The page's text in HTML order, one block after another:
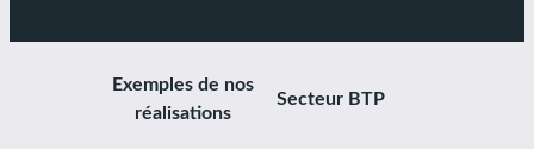
Exemples de nos
réalisations
Secteur BTP